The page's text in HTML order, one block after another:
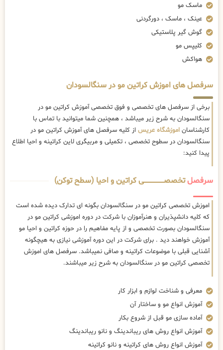
ماسک مو
عینک ، ماسک ، دورگردنی
گوش گیر پلاستیکی
کلیپس مو
هواکش
سرفصل های اموزش کراتین مو در سنگالسودان
برخی از سرفصل های تخصصی و فوق تخصصی آموزش کراتین مو در
سنگالسودان به شرح زیر میباشد ، همچنین شما میتوانید با تماس با
کارشناسان اموزشگاه عریس از کلیه سرفصل های آموزش کراتین مو در
سنگالسودان در سطوح تخصصی ، تکمیلی و مربیگری لاین کراتینه و احیا اطلاع
پیدا کنید:
سرفصلتخصصــــــــــــــــــــی کراتین و احیا (سطح توکن)
اموزش تخصصی کراتین مو در سنگالسودان بگونه ای تدارک دیده شده است
که کلیه دانشپذیران و هنرآموزان با شرکت در دوره اموزشی کراتین مو در
سنگالسودان بصورت تخصصی و از پایه مفاهیم را در حوزه کراتین و احیا مو
آموزش خواهند دید . برای شرکت در این دوره آموزشی نیازی به هیچگونه
آشنایی قبلی با موضوعات کراتینه و صافی نمیباشد. سرفصل های اموزش
تخصصی کراتین مو در سنگالسودان به شرح زیر میباشند.
معرفی و شناخت لوازم و ابزار کار
آموزش انواع مو و ساختار آن
آماده سازی مو قبل از شروع بکار
آموزش انواع روش های ریباندینگ و نانو ریباندینگ
آموزش انواع روش های کراتینه و نانو کراتینه